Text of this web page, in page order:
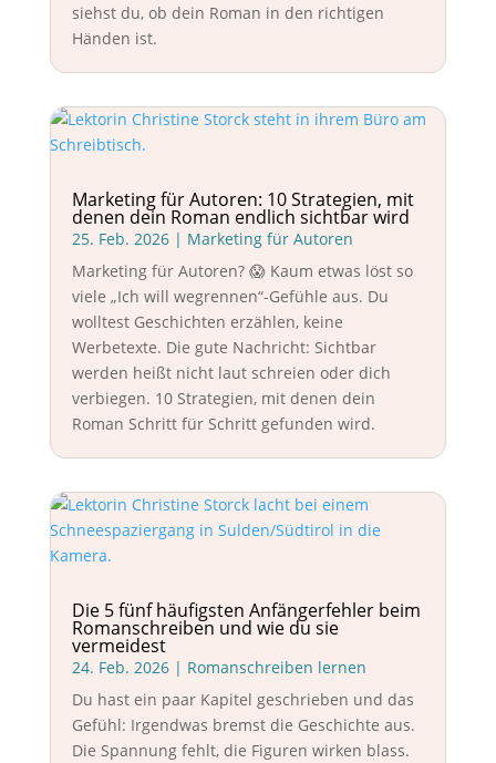
siehst du, ob dein Roman in den richtigen
Händen ist.
Marketing für Autoren: 10 Strategien, mit
denen dein Roman endlich sichtbar wird
25. Feb. 2026| Marketing für Autoren
Marketing für Autoren? 😱 Kaum etwas löst so
viele „Ich will wegrennen“-Gefühle aus. Du
wolltest Geschichten erzählen, keine
Werbetexte. Die gute Nachricht: Sichtbar
werden heißt nicht laut schreien oder dich
verbiegen. 10 Strategien, mit denen dein
Roman Schritt für Schritt gefunden wird.
Die 5 fünf häufigsten Anfängerfehler beim
Romanschreiben und wie du sie
vermeidest
24. Feb. 2026| Romanschreiben lernen
Du hast ein paar Kapitel geschrieben und das
Gefühl: Irgendwas bremst die Geschichte aus.
Die Spannung fehlt, die Figuren wirken blass.